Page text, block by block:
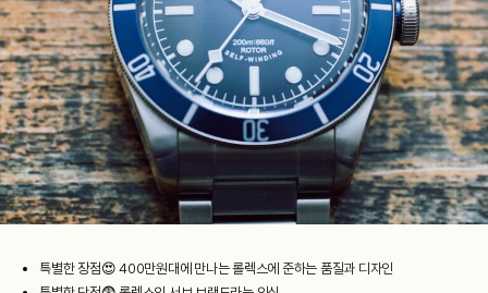
특별한 장점😍 400만원대에 만나는 롤렉스에 준하는 품질과 디자인